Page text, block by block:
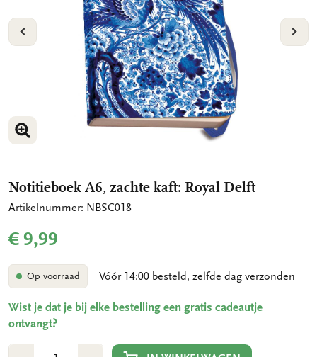
VORIGE
VERGROOT AFBEELDING
VERGROOT AFBEELDING
Notitieboek A6, zachte kaft: Royal Delft
Artikelnummer: NBSC018
€ 9,99
Op voorraad Vóór 14:00 besteld, zelfde dag verzonden
Wist je dat je bij elke bestelling een gratis cadeautje
ontvangt?